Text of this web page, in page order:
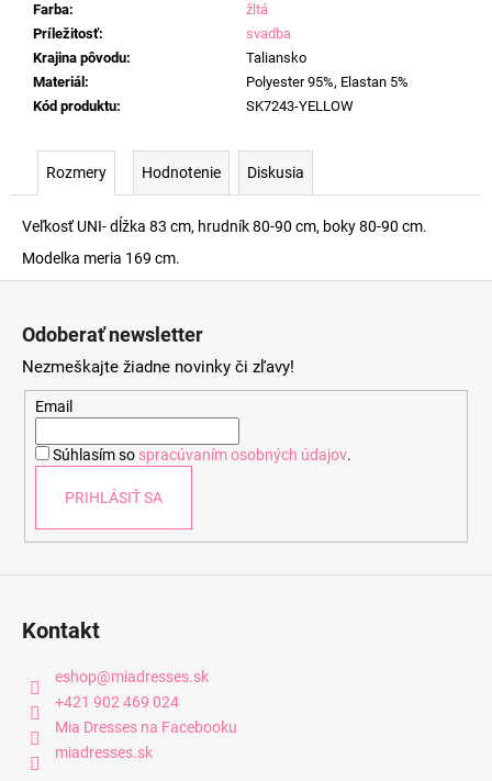
Farba:
žltá
Príležitosť:
svadba
Krajina pôvodu:
Taliansko
Materiál :
Polyester 95%, Elastan 5%
Kód produktu: SK7243-YELLOW
Rozmery Hodnotenie Diskusia
Veľkosť UNI- dĺžka 83 cm, hrudník 80-90 cm, boky 80-90 cm.
Modelka meria 169 cm.
Odoberať newsletter
Nezmeškajte žiadne novinky či zľavy!
Email
Súhlasím so spracúvaním osobných údajov.
PRIHLÁSIŤ SA
Kontakt
eshop@miadresses.sk
+421 902 469 024
Mia Dresses na Facebooku
miadresses.sk